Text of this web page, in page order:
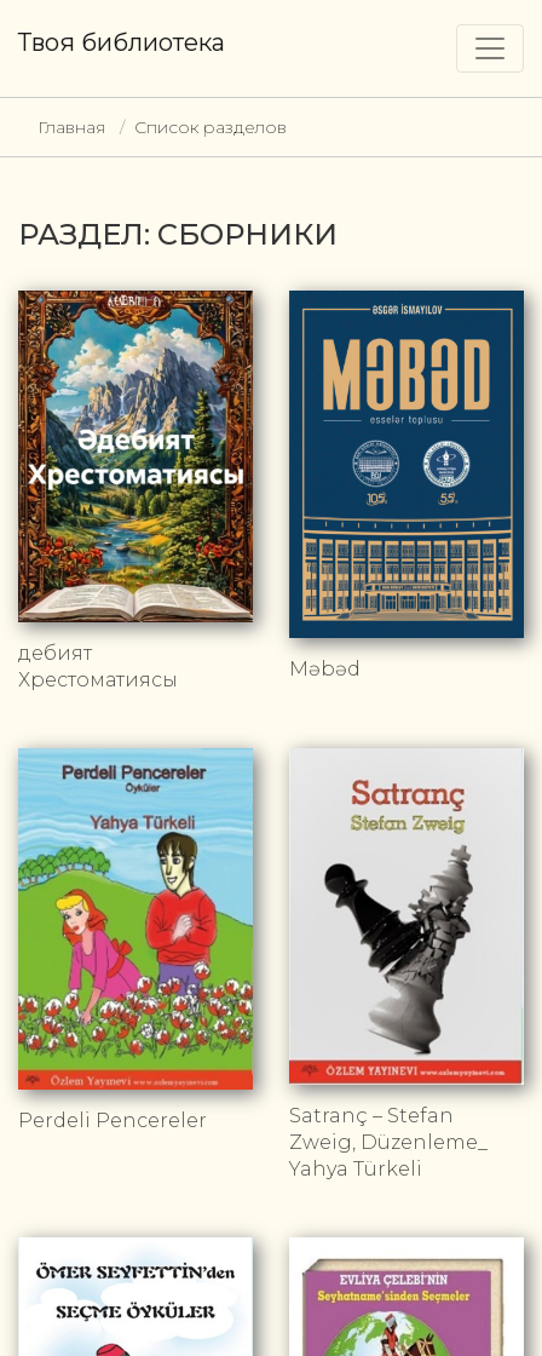
Твоя библиотека
Главная Список разделов
РАЗДЕЛ: СБОРНИКИ
Әдебият
Хрестоматиясы
Məbəd
Perdeli Pencereler
Satranç – Stefan
Zweig, Düzenleme_
Yahya Türkeli